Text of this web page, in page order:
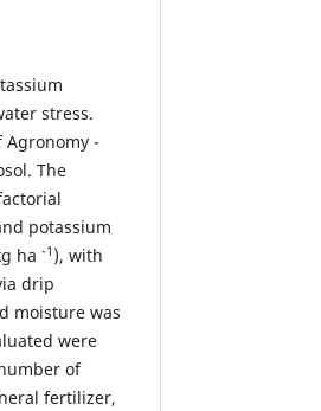
stress.
Agronomy -
The
potassium
ha -1 ), with
drip
moisture was
were
of
fertilizer,